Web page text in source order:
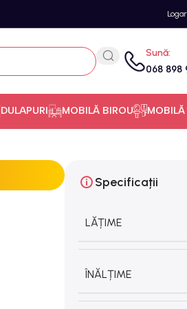
Sună:
068 898
DULAPURI MOBILĂ BIROU MOBILĂ
Specificații
LĂȚIME
ÎNĂLȚIME